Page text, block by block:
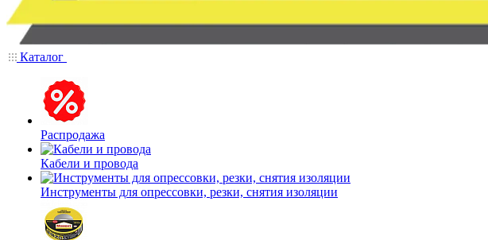
Каталог
Распродажа
Кабели и провода
Инструменты для опрессовки, резки, снятия изоляции